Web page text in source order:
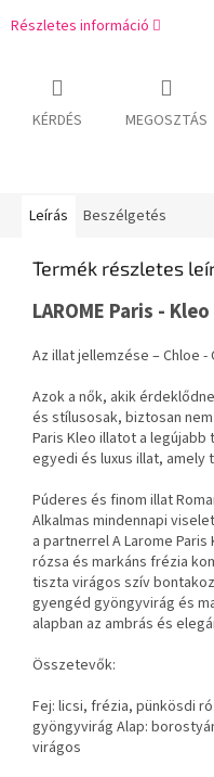
Részletes információ
KÉRDÉS MEGOSZTÁS
Leírás Beszélgetés
Termék részletes
LAROME Paris -
Az illat jellemzése – Chloe -
Azok a nők, akik
és stílusosak, biztosan
Paris Kleo illatot a
egyedi és luxus illat,
Púderes és finom illat
Alkalmas mindennapi
a partnerrel A Larome
rózsa és markáns frézia
tiszta virágos szív
gyengéd gyöngyvirág és
alapban az ambrás és
Összetevők:
Fej: licsi, frézia, pünkösdi
gyöngyvirág Alap:
virágos